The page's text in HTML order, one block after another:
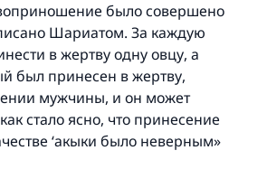
было совершено
Шариатом. За каждую
в жертву одну овцу, а
был принесен в жертву,
мужчины, и он может
стало ясно, что принесение
‘акыки было неверным»